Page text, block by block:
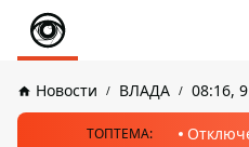
Новости ВЛАДА 08:16,
ТОПТЕМА: